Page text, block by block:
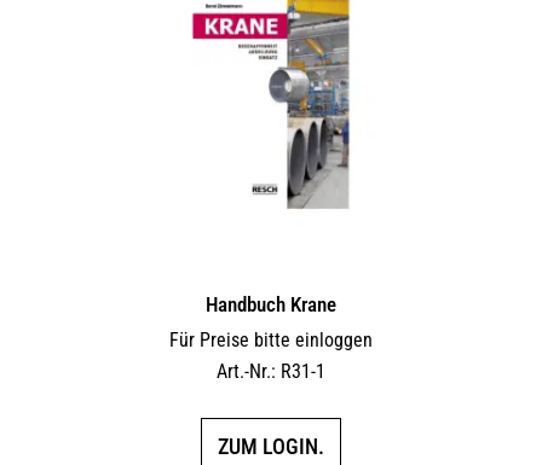
Handbuch Krane
Für Preise bitte einloggen
Art.-Nr.: R31-1
ZUM LOGIN.